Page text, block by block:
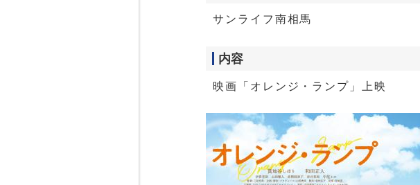
サンライフ南相馬
内容
映画「オレンジ・ランプ」上映